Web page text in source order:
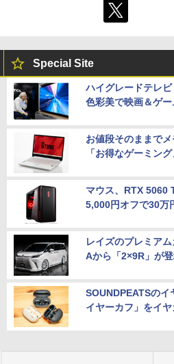
Special Site
ハイグレードテレ
色彩美で映画＆ゲ
お値段そのままで
「お得なゲーミング
マウス、RTX 5060
5,000円オフで30万
レイズのプレミア
Aから「2×9R」が登
SOUNDPEATSのイ
イヤーカフ」をイ